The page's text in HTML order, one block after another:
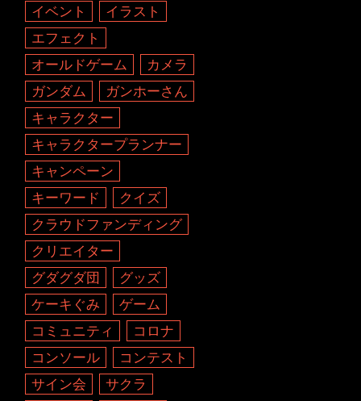
イベント
イラスト
エフェクト
オールドゲーム
カメラ
ガンダム
ガンホーさん
キャラクター
キャラクタープランナー
キャンペーン
キーワード
クイズ
クラウドファンディング
クリエイター
グダグダ団
グッズ
ケーキぐみ
ゲーム
コミュニティ
コロナ
コンソール
コンテスト
サイン会
サクラ